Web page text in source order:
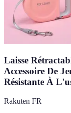
Laisse
Accessoire De
Résistante À
Rakuten FR